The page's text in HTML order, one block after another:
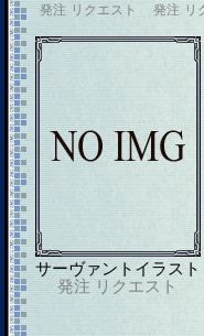
発注 リクエスト
発注 リ
サーヴァントイラスト
発注 リクエスト